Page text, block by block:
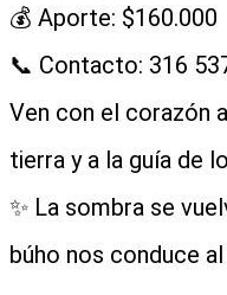
💰 Aporte: $160.000
📞 Contacto: 316
Ven con el corazón
tierra y a la guía de
✨ La sombra se
búho nos conduce